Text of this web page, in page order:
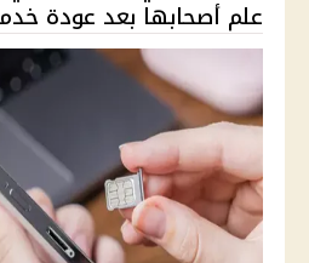
علم أصحابها بعد عودة